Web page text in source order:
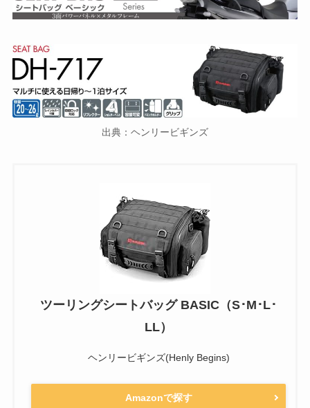
出典：ヘンリービギンズ
ツーリングシートバッグ BASIC（S･M･L･
LL）
ヘンリービギンズ(Henly Begins)
Amazonで探す